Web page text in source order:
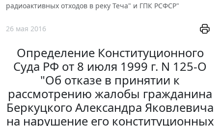
радиоактивных отходов в реку Теча" и ГПК РСФСР"
26 мая 2016
Определение Конституционного
Суда РФ от 8 июля 1999 г. N 125-О
"Об отказе в принятии к
рассмотрению жалобы гражданина
Беркуцкого Александра Яковлевича
на нарушение его конституционных